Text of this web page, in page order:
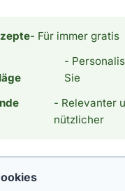
sich auf eine
nicht ausschließlich
verlassen. *Hinweis:
aus der [Schweizer
Haftung
Quellen heran und
- Für immer gratis
-
Sie
- Relevanter
nützlicher